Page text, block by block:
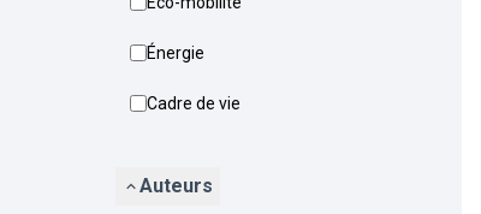
Énergie
Cadre de vie
Auteurs